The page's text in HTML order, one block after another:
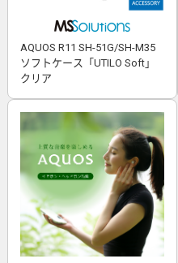
AQUOS R11 SH-51G/SH-M35
ソフトケース「UTILO Soft」
クリア